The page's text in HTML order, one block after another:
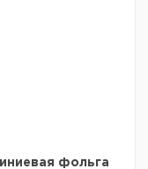
фольга